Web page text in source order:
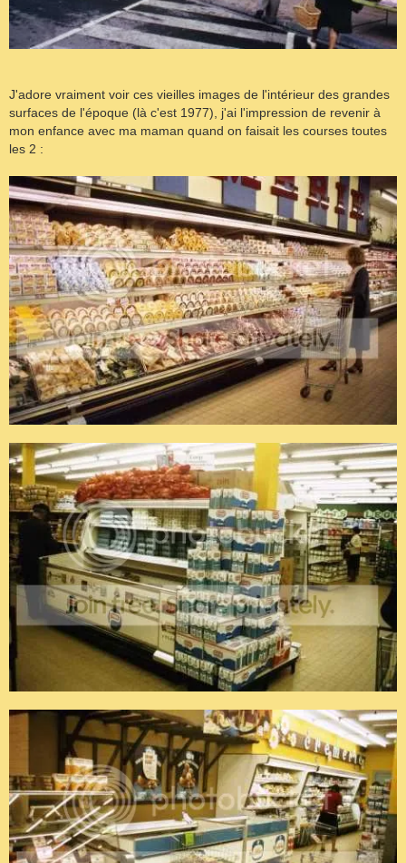
J'adore vraiment voir ces vieilles images de l'intérieur des grandes
surfaces de l'époque (là c'est 1977), j'ai l'impression de revenir à
mon enfance avec ma maman quand on faisait les courses toutes
les 2 :